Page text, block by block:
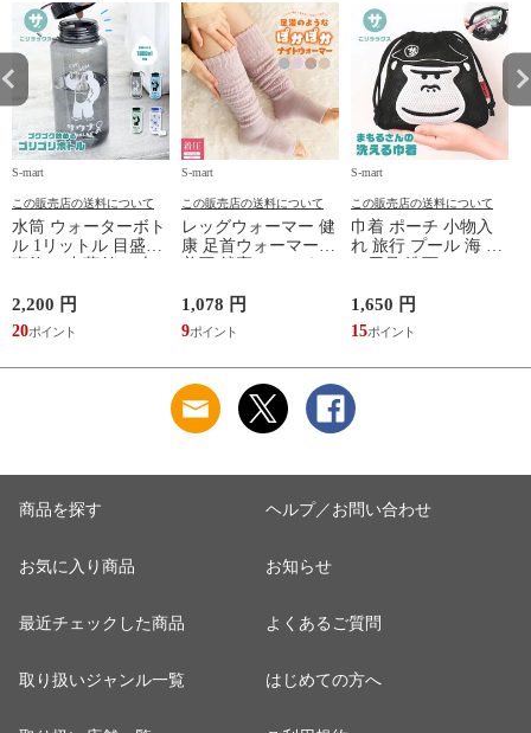
S-mart
この販売店の送料について
水筒 ウォーターボト
ル 1リットル 目盛り
マイボトル 動物 ア
ニマル ゴリラ ごリ
ラックス ゴリゴリボ
2,200 円
20
S-mart
この販売店の送料について
レッグウォーマー 健
康 足首ウォーマー
ふんわり 足湯のよう
なぽかぽかナイトウ
ォーマー inf-26
1,078 円
9
S-mart
この販売店の送料について
巾着 ポーチ 小物入
れ 旅行 プール 海 バ
サウナ ごリラックス
まもるさんの洗える
巾着 ブラック 黒
1,650 円
15
商品を探す
お気に入り商品
最近チェックした商品
取り扱いジャンル一覧
ヘルプ／お問い合わせ
お知らせ
よくあるご質問
はじめての方へ